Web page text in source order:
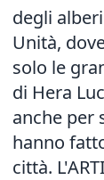
degli
Unità,
solo le
di Hera
anche per
hanno
città.